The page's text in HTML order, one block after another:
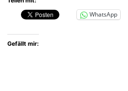
WhatsApp
Gefällt mir: